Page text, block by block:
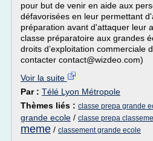
pour but de venir en aide aux
défavorisées en leur permettant
préparation avant d'attaquer leur
classe préparatoire aux grandes
droits d’exploitation commerciale
contacter contact@wizdeo.com)
Voir la suite
Par : Télé Lyon Métropole
Thèmes liés : classe prepa grande
grande ecole / classe prepa
meme / classement grande ecole